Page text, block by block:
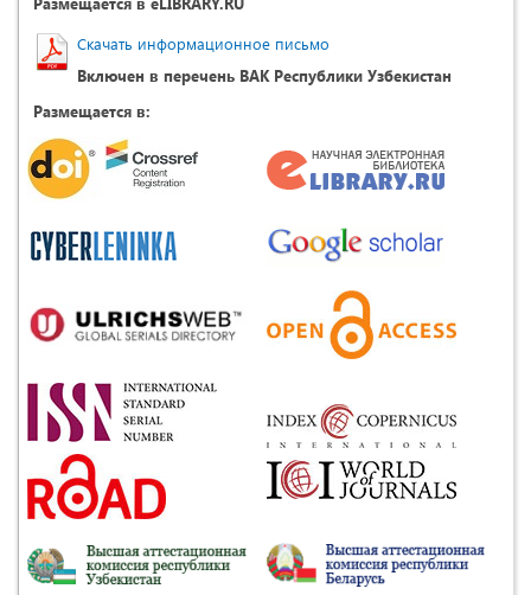
Скачать информационное письмо
Включен в перечень ВАК Республики Узбекистан
Размещается в: